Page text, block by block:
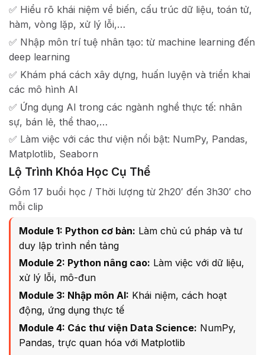
✅ Hiểu rõ khái niệm về biến, cấu trúc dữ liệu, toán tử,
hàm, vòng lặp, xử lý lỗi,…
✅ Nhập môn trí tuệ nhân tạo: từ machine learning đến
deep learning
✅ Khám phá cách xây dựng, huấn luyện và triển khai
các mô hình AI
✅ Ứng dụng AI trong các ngành nghề thực tế: nhân
sự, bán lẻ, thể thao,…
✅ Làm việc với các thư viện nổi bật: NumPy, Pandas,
Matplotlib, Seaborn
Lộ Trình Khóa Học Cụ Thể
Gồm 17 buổi học / Thời lượng từ 2h20′ đến 3h30′ cho
mỗi clip
Module 1: Python cơ bản: Làm chủ cú pháp và tư
duy lập trình nền tảng
Module 2: Python nâng cao: Làm việc với dữ liệu,
xử lý lỗi, mô-đun
Module 3: Nhập môn AI: Khái niệm, cách hoạt
động, ứng dụng thực tế
Module 4: Các thư viện Data Science: NumPy,
Pandas, trực quan hóa với Matplotlib